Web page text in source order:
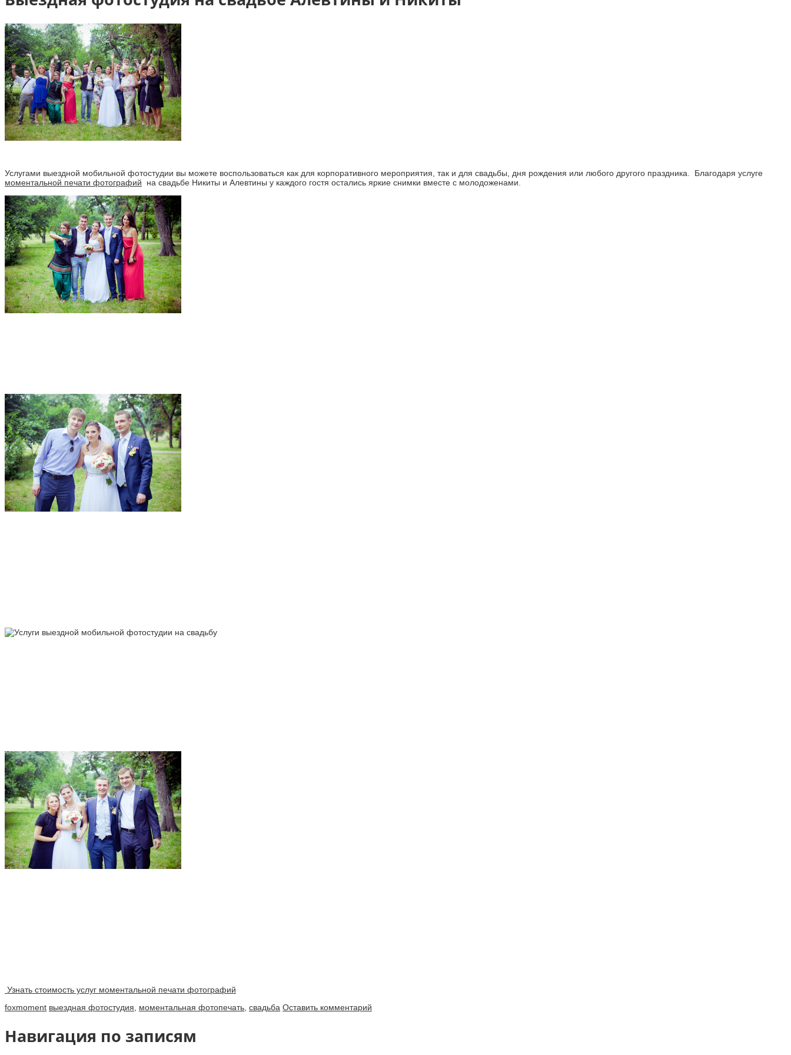
Услугами выездной мобильной фотостудии вы можете воспользоваться как для корпоративного мероприятия, так и для свадьбы, дня рождения или любого другого праздника. Благодаря услуге
моментальной печати фотографий на свадьбе Никиты и Алевтины у каждого гостя остались яркие снимки вместе с молодоженами.
Узнать стоимость услуг моментальной печати фотографий
foxmoment выездная фотостудия моментальная фотопечать свадьба Оставить комментарий
Навигация по записям